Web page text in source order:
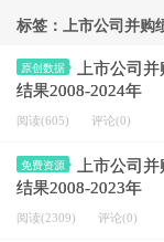
标签：上市公司并购
原创数据
上市公司
结果2008-2024年
阅读(605) 评论(0)
免费资源
上市公司
结果2008-2023年
阅读(2309) 评论(0)